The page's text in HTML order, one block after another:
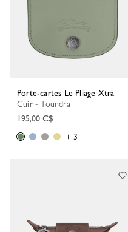
Porte-cartes Le Pliage Xtra
Cuir - Toundra
195,00 C$
+ 3